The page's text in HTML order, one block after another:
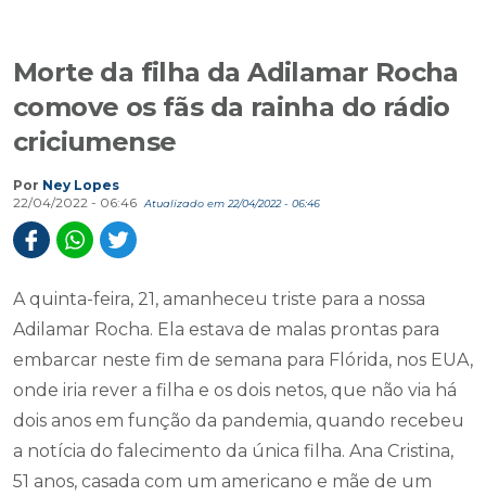
Morte da filha da Adilamar Rocha
comove os fãs da rainha do rádio
criciumense
Por Ney Lopes
22/04/2022 - 06:46
Atualizado em 22/04/2022 - 06:46
A quinta-feira, 21, amanheceu triste para a nossa
Adilamar Rocha. Ela estava de malas prontas para
embarcar neste fim de semana para Flórida, nos EUA,
onde iria rever a filha e os dois netos, que não via há
dois anos em função da pandemia, quando recebeu
a notícia do falecimento da única filha. Ana Cristina,
51 anos, casada com um americano e mãe de um